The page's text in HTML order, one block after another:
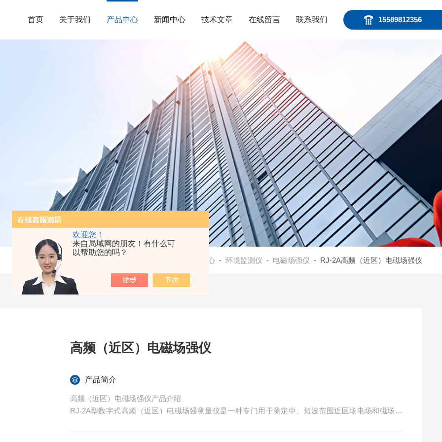
欢迎您！
来自局域网的朋友！有什么可
以帮助您的吗？
15589812356
首页 关于我们 产品中心 新闻中心 技术文章 在线留言 联系我们
产品中心- 环境监测仪 - 电磁场强仪 - RJ-2A高频（近区）电磁场强仪
高频（近区）电磁场强仪
产品简介
高频（近区）电磁场强仪产品介绍
RJ-2A型数字式高频（近区）电磁场强测量仪是一种专门用于测定中、短波范围近区场电场和磁场强